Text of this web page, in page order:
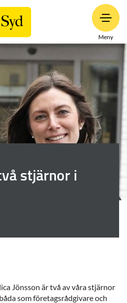
Meny
stjärnor i
Jönsson är två av våra stjärnor
som företagsrådgivare och